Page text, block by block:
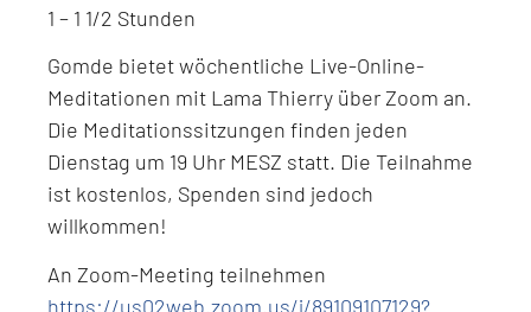
1 – 1 1/2 Stunden
Gomde bietet wöchentliche Live-Online-
Meditationen mit Lama Thierry über Zoom an.
Die Meditationssitzungen finden jeden
Dienstag um 19 Uhr MESZ statt. Die Teilnahme
ist kostenlos, Spenden sind jedoch
willkommen!
An Zoom-Meeting teilnehmen
https://us02web.zoom.us/j/89109107129?